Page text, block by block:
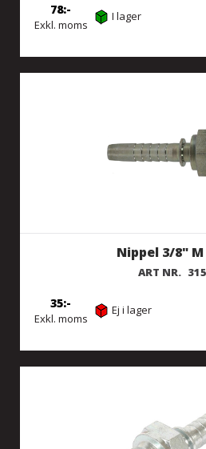
Exkl. moms
78 I lager
Nippel 3/8"
ART NR.
Exkl. moms
35 Ej i lager